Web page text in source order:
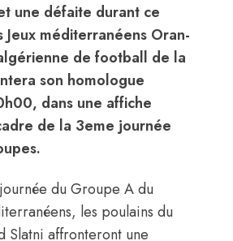
une défaite durant ce
Jeux méditerranéens Oran-
de football de la
son homologue
dans une affiche
de la 3eme journée
du Groupe A du
les poulains du
Slatni affronteront une